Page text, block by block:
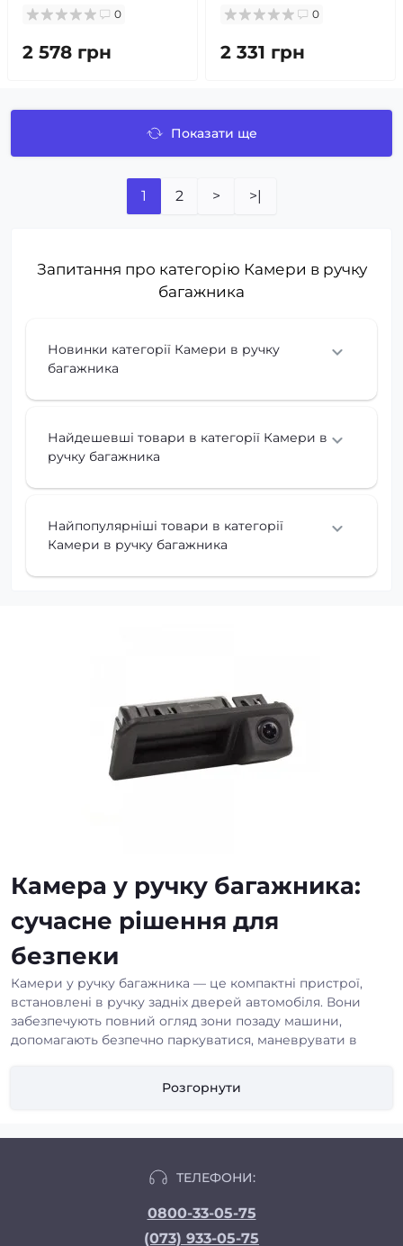
0
2 578 грн
0
2 331 грн
Показати ще
1 2 > >|
Запитання про категорію Камери в ручку
багажника
Новинки категорії Камери в ручку
багажника
Найдешевші товари в категорії Камери в
ручку багажника
Найпопулярніші товари в категорії
Камери в ручку багажника
Камера у ручку багажника:
сучасне рішення для
безпеки
Камери у ручку багажника — це компактні пристрої,
встановлені в ручку задніх дверей автомобіля. Вони
забезпечують повний огляд зони позаду машини,
допомагають безпечно паркуватися, маневрувати в
камер. Інтеграція з мультимедійною системою дозволяє
Камера у ручку багажника відрізняється зручністю
установки, якістю зображення та функціональністю.
Розгорнути
ТЕЛЕФОНИ:
0800-33-05-75
(073) 933-05-75